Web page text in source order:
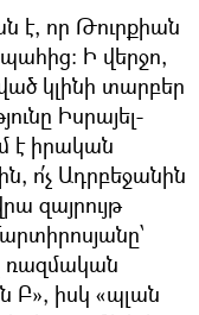
է, որ Թուրքիան
Ի վերջո,
կլինի տարբեր
Իսրայել-
է իրական
ո՛չ Ադրբեջանին
զայրույթ
ռազմական
Բ», իսկ «պլան